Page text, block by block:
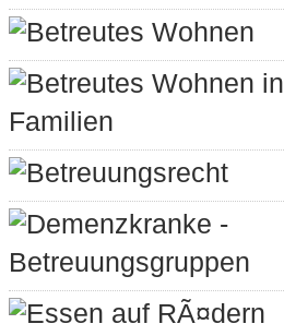
Betreutes Wohnen
Betreutes Wohnen in
Familien
Betreuungsrecht
Demenzkranke -
Betreuungsgruppen
Essen auf RÃ¤dern